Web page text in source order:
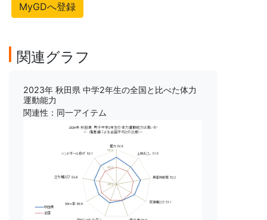
MyGDへ登録
関連グラフ
2023年 秋田県 中学2年生の全国と比べた体力
運動能力
関連性：同一アイテム